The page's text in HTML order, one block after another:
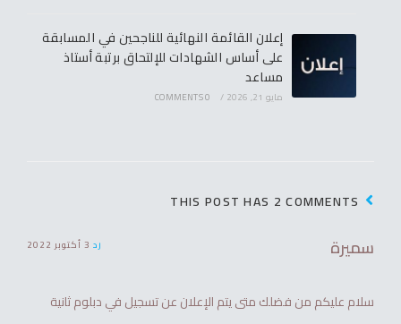
إعلان القائمة النهائية للناجحين في المسابقة
على أساس الشهادات للإلتحاق برتبة أستاذ
مساعد
مايو 21, 2026 /
0 COMMENTS
THIS POST HAS 2 COMMENTS
سميرة رد 3 أكتوبر 2022
سلام عليكم من فضلك متى يتم الإعلان عن تسجيل في دبلوم ثانية